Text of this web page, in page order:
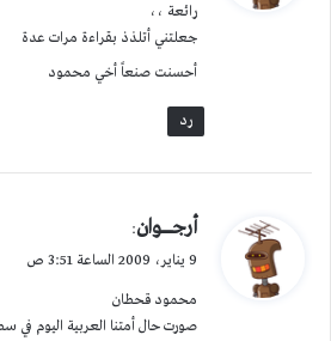
ل
رائعة ،،
جعلتني أتلذذ بقراءة مرات عدة
أحسنت صنعاً أخي محمود
رد
ي
ل
أرجـــــــــوان:
9 يناير، 2009 الساعة 3:51 ص
محمود قحطان
صورت حال أمتنا العربية اليوم في